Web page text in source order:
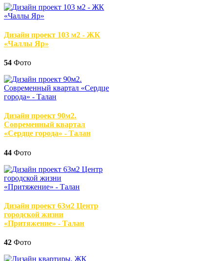
Дизайн проект 103 м2 - ЖК
«Чаллы Яр»
54 Фото
Дизайн проект 90м2.
Современный квартал
«Сердце города» - Талан
44 Фото
Дизайн проект 63м2 Центр
городской жизни
«Притяжение» - Талан
42 Фото